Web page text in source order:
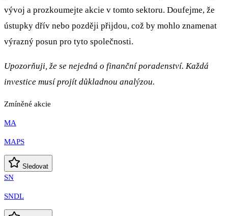
vývoj a prozkoumejte akcie v tomto sektoru. Doufejme, že
ústupky dřív nebo později přijdou, což by mohlo znamenat
výrazný posun pro tyto společnosti.
Upozorňuji, že se nejedná o finanční poradenství. Každá
investice musí projít důkladnou analýzou.
Zmíněné akcie
MA
MAPS
Sledovat
SN
SNDL